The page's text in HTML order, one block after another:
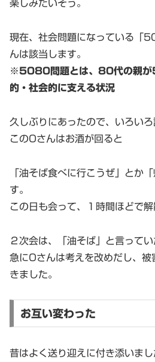
楽しみたいそう。
現在、社会問題になっている「
んは該当します。
※5080問題とは、80代の親が
的・社会的に支える状況
久しぶりにあったので、いろいろ
このOさんはお酒が回ると
「油そば食べに行こうぜ」とか
す。
この日も会って、１時間ほどで解
２次会は、「油そば」と言ってい
急にOさんは考えを改めだし、被
きました。
お互い変わった
昔はよく送り迎えに付き添いま